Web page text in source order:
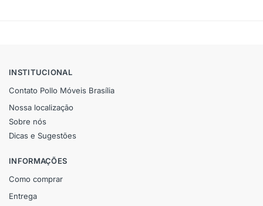
INSTITUCIONAL
Contato Pollo Móveis Brasília
Nossa localização
Sobre nós
Dicas e Sugestões
INFORMAÇÕES
Como comprar
Entrega